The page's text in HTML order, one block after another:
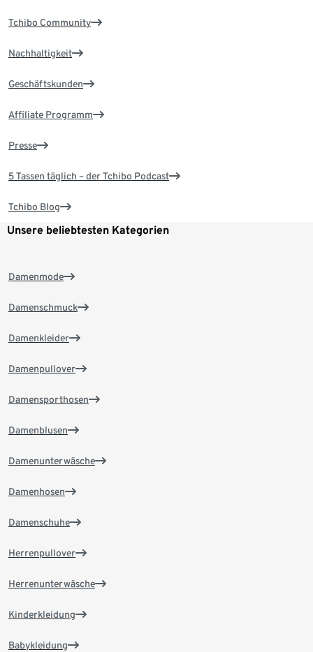
Tchibo Community
Nachhaltigkeit
Geschäftskunden
Affiliate Programm
Presse
5 Tassen täglich – der Tchibo Podcast
Tchibo Blog
Unsere beliebtesten Kategorien
Damenmode
Damenschmuck
Damenkleider
Damenpullover
Damensporthosen
Damenblusen
Damenunterwäsche
Damenhosen
Damenschuhe
Herrenpullover
Herrenunterwäsche
Kinderkleidung
Babykleidung